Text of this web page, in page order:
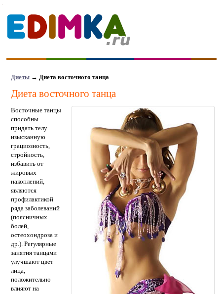
Диеты→ Диета восточного танца
Диета восточного танца
Восточные танцы
способны
придать телу
изысканную
грациозность,
стройность,
избавить от
жировых
накоплений,
являются
профилактикой
ряда заболеваний
(поясничных
болей,
остеохондроза и
др.). Регулярные
занятия танцами
улучшают цвет
лица,
положительно
влияют на